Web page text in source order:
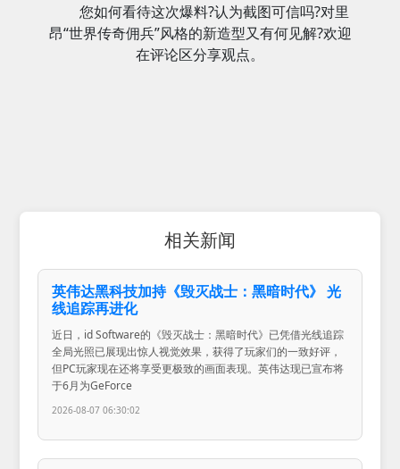
您如何看待这次爆料?认为截图可信吗?对里
昂“世界传奇佣兵”风格的新造型又有何见解?欢迎
在评论区分享观点。
相关新闻
英伟达黑科技加持《毁灭战士：黑暗时代》 光
线追踪再进化
近日，id Software的《毁灭战士：黑暗时代》已凭借光线追踪
全局光照已展现出惊人视觉效果，获得了玩家们的一致好评，
但PC玩家现在还将享受更极致的画面表现。英伟达现已宣布将
于6月为GeForce
2026-08-07 06:30:02